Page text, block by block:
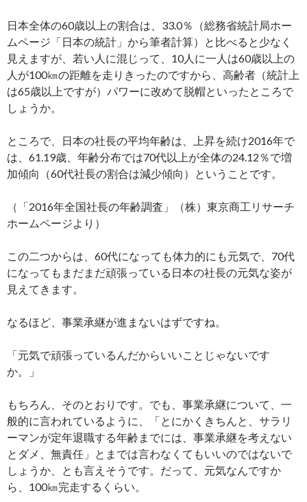
日本全体の60歳以上の割合は、33.0％（総務省統計局ホー
ムページ「日本の統計」から筆者計算）と比べると少なく
見えますが、若い人に混じって、10人に一人は60歳以上の
人が100㎞の距離を走りきったのですから、高齢者（統計上
は65歳以上ですが）パワーに改めて脱帽といったところで
しょうか。
ところで、日本の社長の平均年齢は、上昇を続け2016年で
は、61.19歳、年齢分布では70代以上が全体の24.12％で増
加傾向（60代社長の割合は減少傾向）ということです。
（「2016年全国社長の年齢調査」（株）東京商工リサーチ
ホームページより）
この二つからは、60代になっても体力的にも元気で、70代
になってもまだまだ頑張っている日本の社長の元気な姿が
見えてきます。
なるほど、事業承継が進まないはずですね。
「元気で頑張っているんだからいいことじゃないです
か。」
もちろん、そのとおりです。でも、事業承継について、一
般的に言われているように、「とにかくきちんと、サラリ
ーマンが定年退職する年齢までには、事業承継を考えない
とダメ、無責任」とまでは言わなくてもいいのではないで
しょうか、とも言えそうです。だって、元気なんですか
ら、100㎞完走するくらい。